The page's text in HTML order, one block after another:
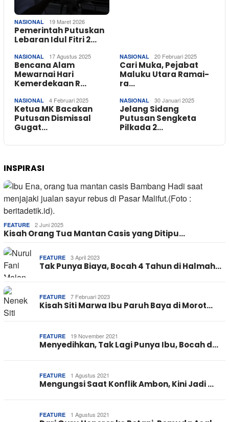
NASIONAL 19 Maret 2026
Pemerintah Putuskan
Lebaran Idul Fitri 2…
NASIONAL 17 Agustus 2025
Bencana Alam
Mewarnai Hari
Kemerdekaan R…
NASIONAL 20 Februari 2025
Cari Muka, Pejabat
Maluku Utara Ramai-
ra…
NASIONAL 4 Februari 2025
Ketua MK Bacakan
Putusan Dismissal
Gugat…
NASIONAL 30 Januari 2025
Jelang Sidang
Putusan Sengketa
Pilkada 2…
INSPIRASI
FEATURE 2 Juni 2025
Kisah Orang Tua Mantan Casis yang Ditipu…
FEATURE 3 April 2023
Tak Punya Biaya, Bocah 4 Tahun di Halmah…
FEATURE 7 Februari 2023
Kisah Siti Marwa Ibu Paruh Baya di Morot…
FEATURE 19 November 2021
Menyedihkan, Tak Lagi Punya Ibu, Bocah d…
FEATURE 1 Agustus 2021
Mengungsi Saat Konflik Ambon, Kini Jadi …
FEATURE 1 Agustus 2021